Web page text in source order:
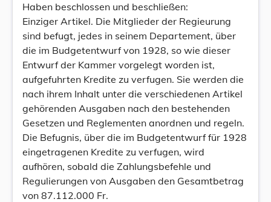
Haben beschlossen und beschließen:
Einziger Artikel. Die Mitglieder der Regieurung
sind befugt, jedes in seinem Departement, über
die im Budgetentwurf von 1928, so wie dieser
Entwurf der Kammer vorgelegt worden ist,
aufgefuhrten Kredite zu verfugen. Sie werden die
nach ihrem Inhalt unter die verschiedenen Artikel
gehörenden Ausgaben nach den bestehenden
Gesetzen und Reglementen anordnen und regeln.
Die Befugnis, über die im Budgetentwurf für 1928
eingetragenen Kredite zu verfugen, wird
aufhören, sobald die Zahlungsbefehle und
Regulierungen von Ausgaben den Gesamtbetrag
von 87.112.000 Fr.